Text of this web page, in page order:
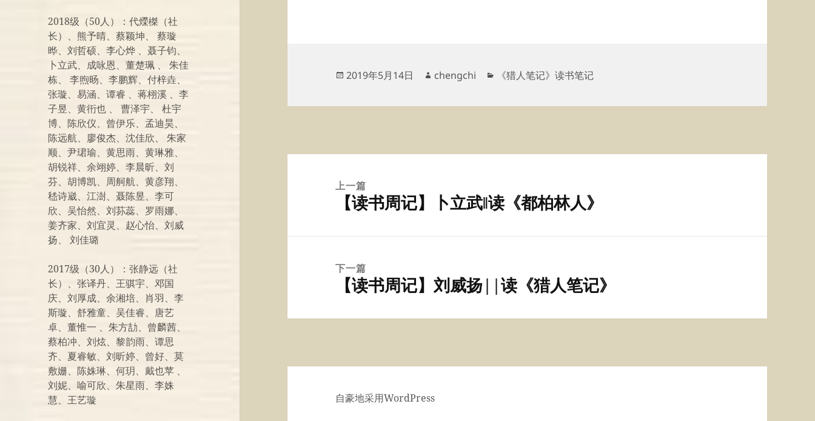
2018级（50人）：代爃榤（社
长）、熊予晴、蔡颖坤、 蔡璇
晔、刘哲硕、李心烨 、聂子钧、
卜立武、成咏恩、董楚珮 、 朱佳
栋、 李煦旸、李鹏辉、付梓垚、
张璇、易涵、谭睿 、蒋栩溪 、李
子昱、黄衎也 、 曹泽宇、 杜宇
博、陈欣仪、曾伊乐、孟迪昊、
陈远航、廖俊杰、沈佳欣、 朱家
顺、尹珺瑜、黄思雨、黄琳雅、
胡锐祥、余翊婷、李晨昕、刘
芬、胡博凯、周舸航、黄彦翔、
嵇诗崴、江澍、聂陈昱、李可
欣、吴怡然、刘荪蕊、罗雨娜、
姜齐家、刘宜灵、赵心怡、刘威
扬、 刘佳璐
2017级（30人）：张静远（社
长）、张译丹、王骐宇、邓国
庆、刘厚成、余湘培、肖羽、李
斯璇、舒雅童、吴佳睿、唐艺
卓、董惟一 、朱方劼、曾麟茜、
蔡柏冲、刘炫、黎韵雨、谭思
齐、夏睿敏、刘昕婷、曾好、莫
敷姗、陈姝琳、何玥、戴也苹 、
刘妮、喻可欣、朱星雨、李姝
慧、王艺璇
发
于
2019年5月14日
作
chengchi
分
《猎人笔记》读书笔记
上一篇
文
【读书周记】卜立武‖读《都柏林人》
下一篇
文
【读书周记】刘威扬||读《猎人笔记》
自豪地采用WordPress